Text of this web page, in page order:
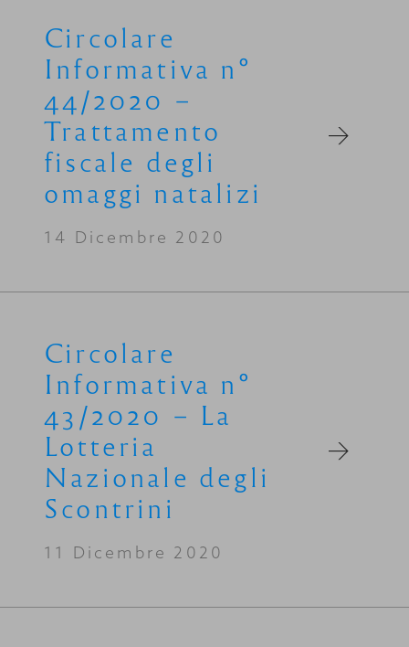
Circolare
Informativa n°
44/2020 –
Trattamento
fiscale degli
omaggi natalizi
14 Dicembre 2020
Circolare
Informativa n°
43/2020 – La
Lotteria
Nazionale degli
Scontrini
11 Dicembre 2020